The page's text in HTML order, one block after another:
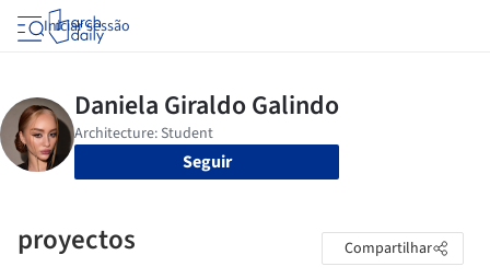
Iniciar sessão
Seguir
proyectos Compartilhar